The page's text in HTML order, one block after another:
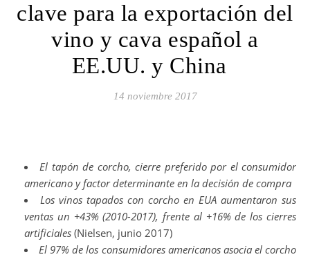
clave para la exportación del
vino y cava español a
EE.UU. y China
14 noviembre 2017
El tapón de corcho, cierre preferido por el consumidor
americano y factor determinante en la decisión de compra
Los vinos tapados con corcho en EUA aumentaron sus
ventas un +43% (2010-2017), frente al +16% de los cierres
artificiales (Nielsen, junio 2017)
El 97% de los consumidores americanos asocia el corcho